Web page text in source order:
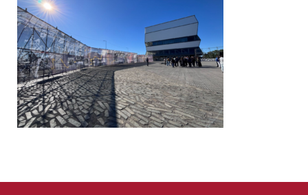
ALUMNI
PLATAFORMA VUT